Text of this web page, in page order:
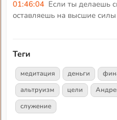
01:46:04 Если ты делаешь
оставляешь на высшие
Теги
медитация деньги
альтруизм
цели
служение